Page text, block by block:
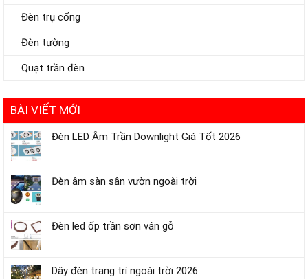
Đèn trụ cổng
Đèn tường
Quạt trần đèn
BÀI VIẾT MỚI
Đèn LED Âm Trần Downlight Giá Tốt 2026
Đèn âm sàn sân vườn ngoài trời
Đèn led ốp trần sơn vân gỗ
Dây đèn trang trí ngoài trời 2026